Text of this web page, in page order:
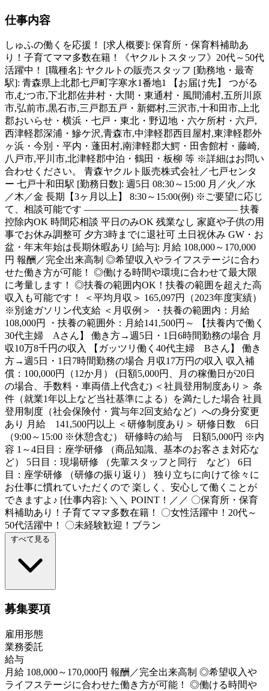
仕事内容
しゅふの働くを応援！ [求人概要]: 保育所・保育料補助あ
り！子育てママ多数在籍！《ヤクルトスタッフ》20代～50代
活躍中！ [職種名]: ヤクルトの販売スタッフ [勤務地・最寄
駅]: 青森県上北郡七戸町字寒水1番地1 【お届け先】 つがる
市,むつ市,下北郡佐井村・大間・東通村・風間浦村,五所川原
市,弘前市,黒石市,三戸郡五戸・新郷村,三沢市,十和田市,上北
郡おいらせ・横浜・七戸・東北・野辺地・六ケ所村・六戸,
西津軽郡深浦・鰺ケ沢,青森市,中津軽郡西目屋村,東津軽郡外
ヶ浜・今別・平内・蓬田村,南津軽郡大鰐・田舎館村・藤崎,
八戸市,平川市,北津軽郡中泊・鶴田・板柳 等 ※詳細はお問い
合わせください。 青森ヤクルト販売株式会社／七戸センタ
ー 七戸十和田駅 [勤務日数]: 週5日 08:30～15:00 月／火／水
／木／金 長期【3ヶ月以上】 8:30～15:00(例) ※ご要望に応じ
て、相談可能です ―――――――――――――――― 扶養
控除内OK 時間応相談 平日のみOK 残業なし 家庭や子供の用
事でお休み調整可 夕方3時までに退社可 土日祝休み GW・お
盆・年末年始は長期休暇あり [給与]: 月給 108,000～170,000
円 報酬／完全出来高制 ◎希望収入やライフステージに合わ
せた働き方が可能！ ◎働ける時間や環境に合わせて最大限
に考量します！ ◎扶養の範囲内OK！扶養の範囲を超えた高
収入も可能です！ ＜平均月収＞ 165,097円（2023年度実績）
※別途ガソリン代支給 ＜月収例＞ ・扶養の範囲内：月給
108,000円 ・扶養の範囲外：月給141,500円～ 【扶養内で働く
30代主婦 Aさん】 働き方→週5日・1日6時間勤務の場合 月
収10万8千円の収入 【ガッツリ働く40代主婦 Bさん】 働き
方→週5日・1日7時間勤務の場合 月収17万円の収入 収入補
償：100,000円（12か月） (日額5,000円、月の稼働日が20日
の場合、手数料・車両借上代含む) ＜社員登用制度あり＞ 条
件（就業1年以上など当社基準による）を満たした場合 社員
登用制度（社会保険付・賞与年2回支給など）への身分変更
あり 月給 141,500円以上 ＜研修制度あり＞ 研修日数 6日
（9:00～15:00 ※休憩含む） 研修時の給与 日額5,000円 ※内
容 1～4日目：座学研修 （商品知識、基本のお客さま対応な
ど） 5日目：現場研修 （先輩スタッフと同行 など） 6日
目：座学研修 （研修の振り返り） 独り立ちに向けて徐々に
お仕事に慣れていただくので 楽しく、安心して働くことが
できますよ♪ [仕事内容]: ＼＼ POINT！／／ 〇保育所・保育
料補助あり！子育てママ多数在籍！ 〇女性活躍中！20代～
50代活躍中！ 〇未経験歓迎！ブラン
すべて見る
募集要項
雇用形態
業務委託
給与
月給 108,000～170,000円 報酬／完全出来高制 ◎希望収入や
ライフステージに合わせた働き方が可能！ ◎働ける時間や